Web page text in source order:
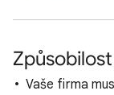
Způsobilost
Vaše firma